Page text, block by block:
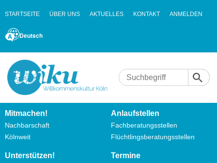
STARTSEITE ÜBER UNS AKTUELLES KONTAKT ANMELDEN
Deutsch
Mitmachen!
Nachbarschaft
Kölnweit
Anlaufstellen
Fachberatungsstellen
Flüchtlingsberatungsstellen
Unterstützen! Termine